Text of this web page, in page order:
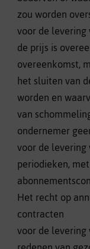
zou worden
voor de
de prijs is
overeenkomst,
het sluiten van
worden en
van
ondernemer
voor de
periodieken,
Het recht op
contracten
voor de